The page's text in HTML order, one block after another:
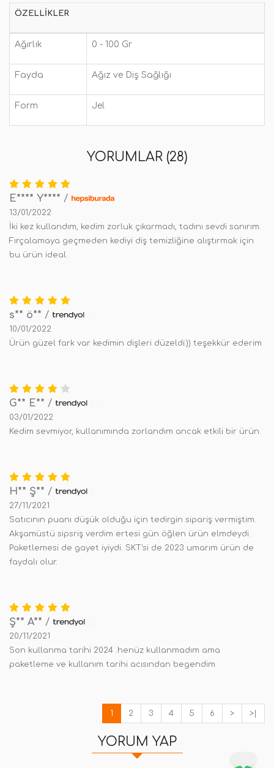
ÖZELLIKLER
Ağırlık 0 - 100 Gr
Fayda Ağız ve Diş Sağlığı
Form Jel
YORUMLAR (28)
E**** Y**** /
13/01/2022
İki kez kullandım, kedim zorluk çıkarmadı, tadını sevdi sanırım.
Fırçalamaya geçmeden kediyi diş temizliğine alıştırmak için
bu ürün ideal.
s** ö** /
10/01/2022
Ürün güzel fark var kedimin dişleri düzeldi:)) teşekkür ederim
G** E** /
03/01/2022
Kedim sevmiyor, kullanımında zorlandım ancak etkili bir ürün.
H** Ş** /
27/11/2021
Satıcının puanı düşük olduğu için tedirgin sipariş vermiştim.
Akşamüstü sipsriş verdim ertesi gün öğlen ürün elmdeydi.
Paketlemesi de gayet iyiydi. SKT'si de 2023 umarım ürün de
faydalı olur.
Ş** A** /
20/11/2021
Son kullanma tarihi 2024 .henüz kullanmadım ama
paketleme ve kullanım tarihi acısından begendim
1 2 3 4 5 6 > >|
YORUM YAP